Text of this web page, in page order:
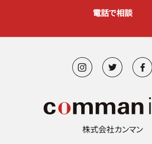
電話で相談
株式会社カンマン